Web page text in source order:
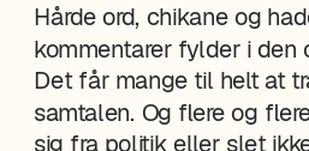
Hårde ord, chikane og
kommentarer fylder i den
Det får mange til helt at
samtalen. Og flere og
sig fra politik eller slet